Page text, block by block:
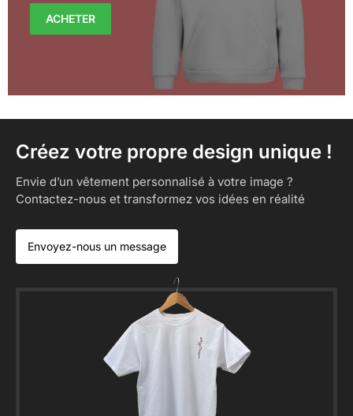
ACHETER
Créez votre propre design unique !
Envie d’un vêtement personnalisé à votre image ?
Contactez-nous et transformez vos idées en réalité
Envoyez-nous un message